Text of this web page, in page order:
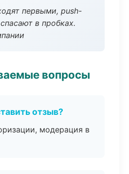
первыми, push-
в пробках.
вопросы
отзыв?
модерация в